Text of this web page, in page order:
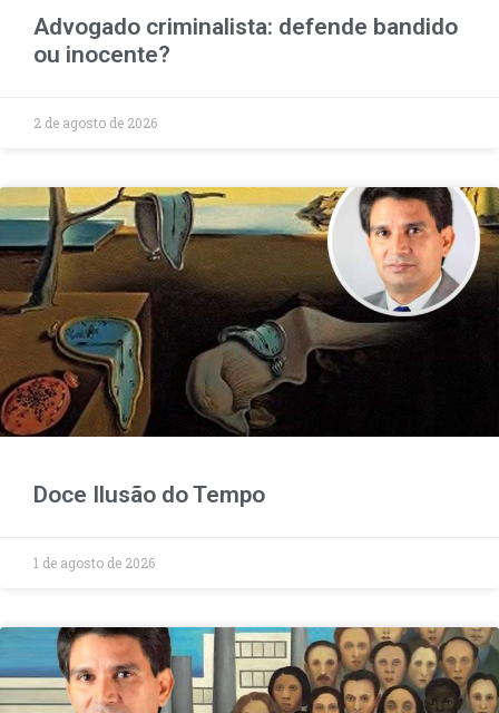
Advogado criminalista: defende bandido
ou inocente?
2 de agosto de 2026
Doce Ilusão do Tempo
1 de agosto de 2026